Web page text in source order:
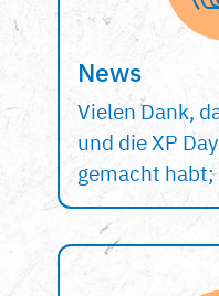
News
Vielen Dank,
und die XP
gemacht